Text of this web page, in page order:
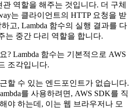
관 역할을 해주는 것입니다. 더 구체
는 클라이언트의 HTTP 요청을 받
고, Lambda 함수의 실행 결과를 다
는 중간 다리 역할을 합니다.
? Lambda 함수는 기본적으로 AWS
조각입니다.
할 수 있는 엔드포인트가 없습니다.
를 사용하려면, AWS SDK를 직
야 하는데, 이는 웹 브라우저나 모